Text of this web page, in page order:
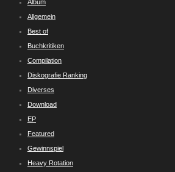
Album
Allgemein
Best of
Buchkritiken
Compilation
Diskografie Ranking
Diverses
Download
EP
Featured
Gewinnspiel
Heavy Rotation